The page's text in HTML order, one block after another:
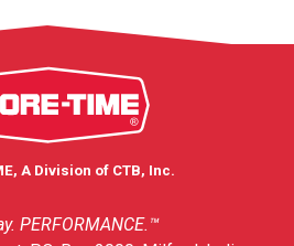
A Division of CTB, Inc.
PERFORMANCE.™